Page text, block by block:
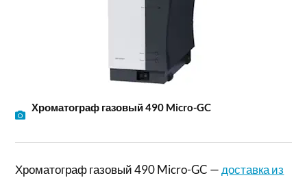
Хроматограф газовый 490 Micro-GC
Хроматограф газовый 490 Micro-GC — доставка из